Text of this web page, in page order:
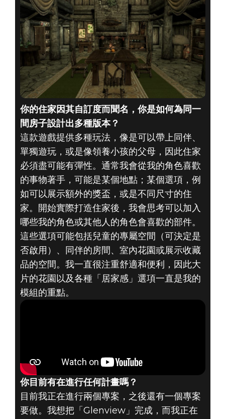
你的住家因其自訂度而聞名，你是如何為同一
間房子設計出多種版本？
這款遊戲提供多種玩法，像是可以帶上同伴、
單獨遊玩，或是像領養小孩的父母，因此住家
必須盡可能有彈性。通常我會從我的角色喜歡
的事物著手，可能是某個地點；某個選項，例
如可以展示額外的獎盃，或是不同尺寸的住
家。開始實際打造住家後，我會思考可以加入
哪些我的角色或其他人的角色會喜歡的部件。
這些選項可能包括兒童的專屬空間（可決定是
否啟用）、同伴的房間、室內花園或展示收藏
品的空間。我一直很注重舒適和便利，因此大
片的花園以及各種「居家感」選項一直是我的
模組的重點。
你目前有在進行任何計畫嗎？
目前我正在進行兩個專案，之後還有一個專案
要做。我想把「Glenview」完成，而我正在